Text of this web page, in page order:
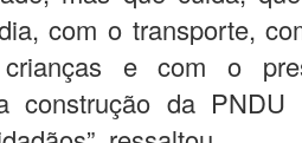
com o transporte,
e com o
construção da